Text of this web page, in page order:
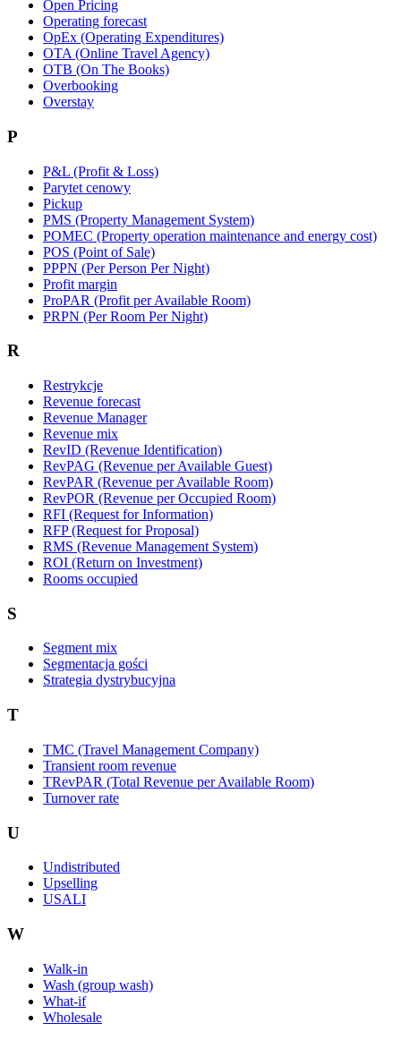
Open Pricing
Operating forecast
OpEx (Operating Expenditures)
OTA (Online Travel Agency)
OTB (On The Books)
Overbooking
Overstay
P
P&L (Profit & Loss)
Parytet cenowy
Pickup
PMS (Property Management System)
POMEC (Property operation maintenance and energy cost)
POS (Point of Sale)
PPPN (Per Person Per Night)
Profit margin
ProPAR (Profit per Available Room)
PRPN (Per Room Per Night)
R
Restrykcje
Revenue forecast
Revenue Manager
Revenue mix
RevID (Revenue Identification)
RevPAG (Revenue per Available Guest)
RevPAR (Revenue per Available Room)
RevPOR (Revenue per Occupied Room)
RFI (Request for Information)
RFP (Request for Proposal)
RMS (Revenue Management System)
ROI (Return on Investment)
Rooms occupied
S
Segment mix
Segmentacja gości
Strategia dystrybucyjna
T
TMC (Travel Management Company)
Transient room revenue
TRevPAR (Total Revenue per Available Room)
Turnover rate
U
Undistributed
Upselling
USALI
W
Walk-in
Wash (group wash)
What-if
Wholesale